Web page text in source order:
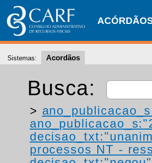
Sistemas: Acordãos
Busca:
>
processos NT -